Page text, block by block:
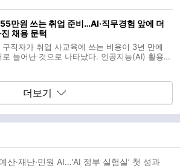
름을 나열하는 수준을 넘어서, 앵커기업 투자와
발, 인재·정주 인
만원 쓰는 취업 준비…AI·직무경험 앞에 더
채용 문턱
구직자가 취업 사교육에 쓰는 비용이 3년 만에
로 늘어난 것으로 나타났다. 인공지능(AI) 활용
직자는 그 문턱 앞에서
더보기
산·재난·민원 AI…‘AI 정부 실험실’ 첫 성과